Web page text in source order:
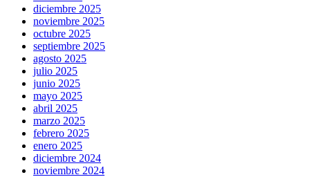
diciembre 2025
noviembre 2025
octubre 2025
septiembre 2025
agosto 2025
julio 2025
junio 2025
mayo 2025
abril 2025
marzo 2025
febrero 2025
enero 2025
diciembre 2024
noviembre 2024